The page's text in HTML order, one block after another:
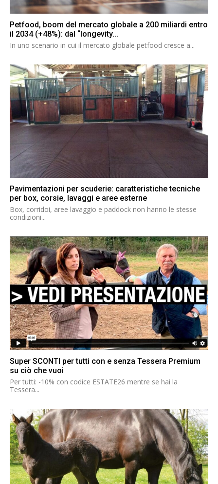
Petfood, boom del mercato globale a 200 miliardi entro
il 2034 (+48%): dal “longevity...
In uno scenario in cui il mercato globale petfood cresce a...
Pavimentazioni per scuderie: caratteristiche tecniche
per box, corsie, lavaggi e aree esterne
Box, corridoi, aree lavaggio e paddock non hanno le stesse
condizioni...
Super SCONTI per tutti con e senza Tessera Premium
su ciò che vuoi
Per tutti: -10% con codice ESTATE26 mentre se hai la
Tessera...